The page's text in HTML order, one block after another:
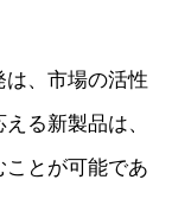
、市場の活性
る新製品は、
とが可能であ